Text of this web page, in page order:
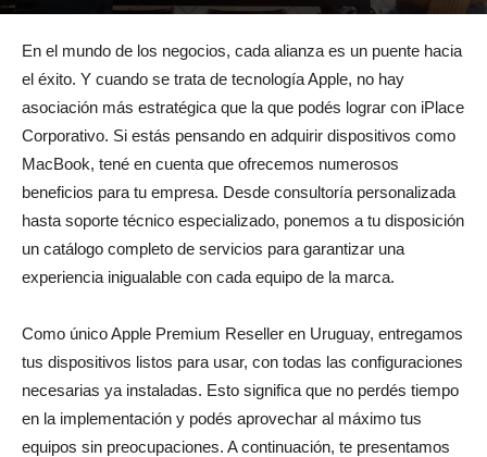
En el mundo de los negocios, cada alianza es un puente hacia
el éxito. Y cuando se trata de tecnología Apple, no hay
asociación más estratégica que la que podés lograr con iPlace
Corporativo. Si estás pensando en adquirir dispositivos como
MacBook, tené en cuenta que ofrecemos numerosos
beneficios para tu empresa. Desde consultoría personalizada
hasta soporte técnico especializado, ponemos a tu disposición
un catálogo completo de servicios para garantizar una
experiencia inigualable con cada equipo de la marca.
Como único Apple Premium Reseller en Uruguay, entregamos
tus dispositivos listos para usar, con todas las configuraciones
necesarias ya instaladas. Esto significa que no perdés tiempo
en la implementación y podés aprovechar al máximo tus
equipos sin preocupaciones. A continuación, te presentamos